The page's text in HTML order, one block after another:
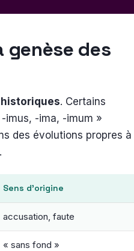
genèse des
. Certains
imus, -ima, -imum »
des évolutions propres à
Sens d’origine
accusation, faute
« sans fond »